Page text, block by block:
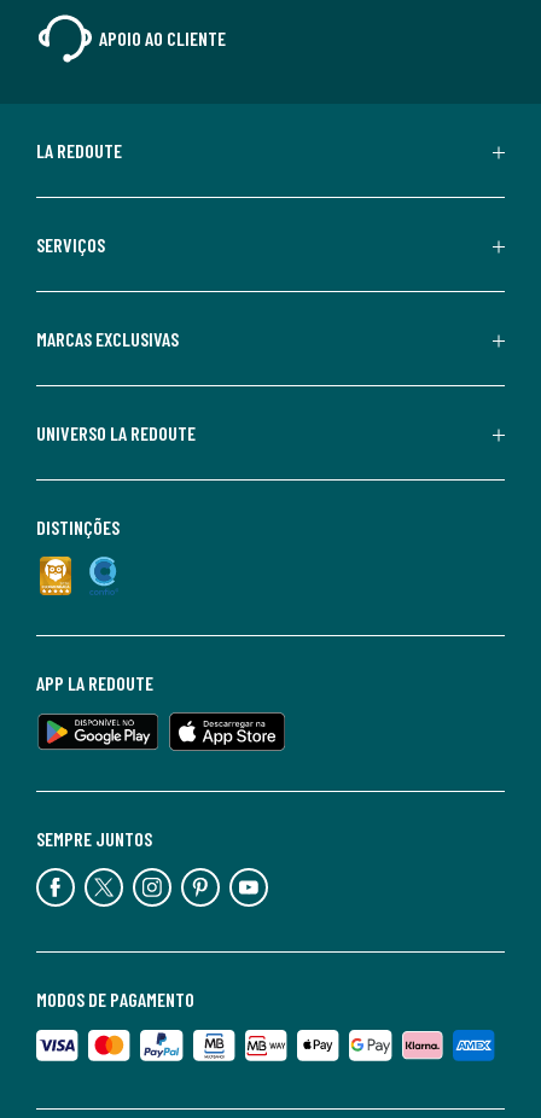
APOIO AO CLIENTE
LA REDOUTE
SERVIÇOS
MARCAS EXCLUSIVAS
UNIVERSO LA REDOUTE
MODOS DE PAGAMENTO
SEMPRE JUNTOS
APP LA REDOUTE
DISTINÇÕES